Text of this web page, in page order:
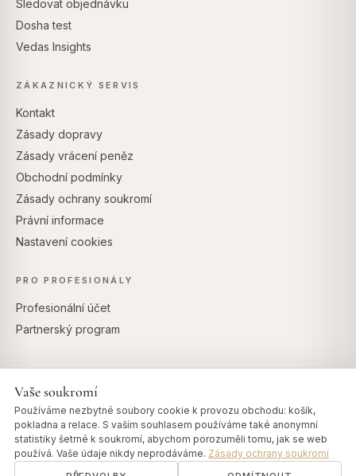
Sledovat objednávku
Dosha test
Vedas Insights
ZÁKAZNICKÝ SERVIS
Kontakt
Zásady dopravy
Zásady vrácení peněz
Obchodní podmínky
Zásady ochrany soukromí
Právní informace
Nastavení cookies
PRO PROFESIONÁLY
Profesionální účet
Partnerský program
Vaše soukromí
Používáme nezbytné soubory cookie k provozu obchodu: košík,
pokladna a relace. S vaším souhlasem používáme také anonymní
statistiky šetrné k soukromí, abychom porozuměli tomu, jak se web
používá. Vaše údaje nikdy neprodáváme. Zásady ochrany soukromí